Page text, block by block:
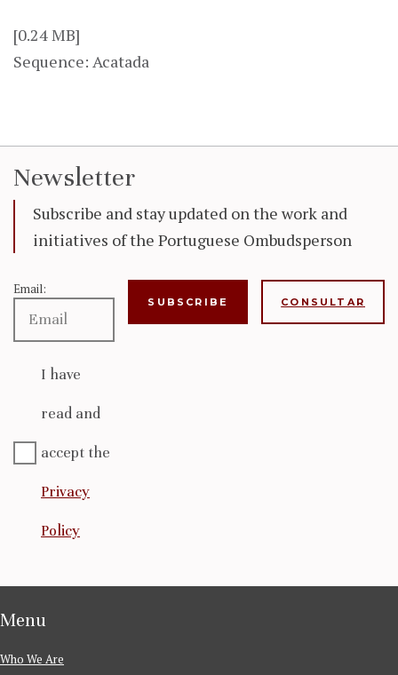
[0.24 MB]
Sequence: Acatada
Newsletter
Subscribe and stay updated on the work and
initiatives of the Portuguese Ombudsperson
Email:
I have
read and
accept the
Privacy
Policy
CONSULTAR
Menu
Who We Are